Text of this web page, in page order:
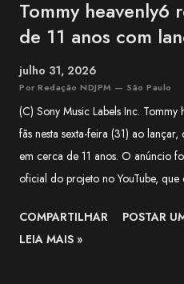
Tommy heavenly6
de 11 anos com
julho 31, 2026
Por Redação NDJPM — São Paulo
(C) Sony Music Labels Inc.
fãs nesta sexta-feira (31) ao
em cerca de 11 anos. O anúncio
oficial do projeto no YouTube,
para quem aguardava novidades
Segundo o comunicado, a música
COMPARTILHAR
POSTAR
LEIA MAIS »